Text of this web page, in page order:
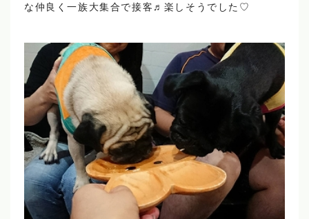
な仲良く一族大集合で接客♬楽しそうでした♡